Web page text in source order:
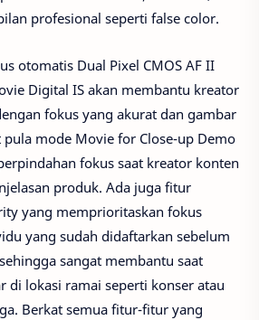
profesional seperti false color.
otomatis Dual Pixel CMOS AF II
Digital IS akan membantu kreator
fokus yang akurat dan gambar
pula mode Movie for Close-up Demo
fokus saat kreator konten
produk. Ada juga fitur
yang memprioritaskan fokus
yang sudah didaftarkan sebelum
sangat membantu saat
di lokasi ramai seperti konser atau
Berkat semua fitur-fitur yang